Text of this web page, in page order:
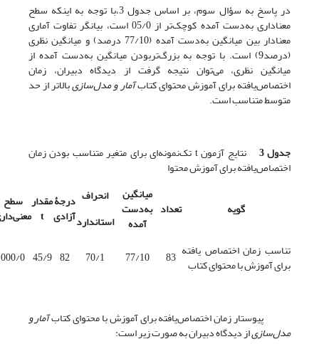
در پاسخ به سؤال سوم، بر اساس جدول 3،با توجه به اینکه سطح
معناداری به‌دست آمده کوچک‌تر از 05/0 است، بیانگر تفاوت آماری
معنا‌دار بین میانگین به‌دست آمده (77/10 درصد) و میانگین نظری
(درصد9) است. با توجه به بزرگ‌تر‌بودن میانگین به‌دست آمده از
میانگین نظری، می‌توان نتیجه گرفت از دیدگاه دبیران، زمان
اختصاص‌یافته برای آموزش محتوای کتابآمار ومدل‌سازیبالاتر از حد
متوسط متناسب است.
جدول 3 نتایج آزمون t تک‌نمونه‌ای برای متغیر متناسب بودن زمان
اختصاص‌یافته برای آموزش محتوا
گویه تعداد
میانگین
به‌دست
آمده
انحراف
‌استاندارد
درجۀ
آزادی
مقدار
t
سطح
‌تناسب زمان اختصاص یافته
برای آموزش با محتوای کتاب 83
77/10
70/1
82
45/9
000/0
پیوستار زمان اختصاص‌یافته برای آموزش با محتوای کتابآمار و
مدل‌سازیاز دیدگاه دبیران به صورت زیر است: